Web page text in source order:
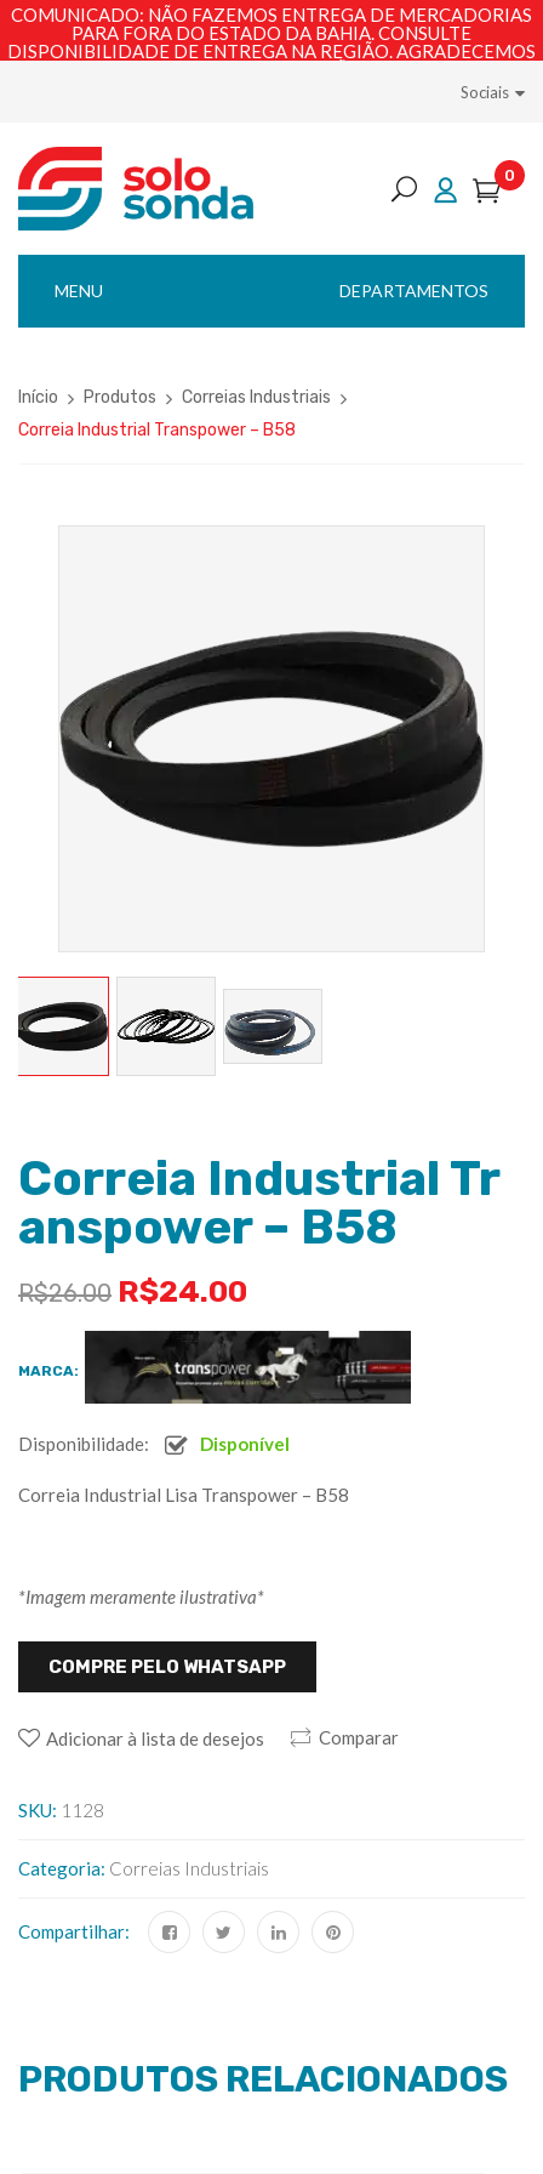
COMUNICADO: NÃO FAZEMOS ENTREGA DE MERCADORIAS
PARA FORA DO ESTADO DA BAHIA. CONSULTE
DISPONIBILIDADE DE ENTREGA NA REGIÃO. AGRADECEMOS
Sociais
0
DEPARTAMENTOS
MENU
Início Produtos
Correias Industriais
Correia Industrial Transpower – B58
Correia Industrial Tr
anspower – B58
R$26.00 R$24.00
MARCA:
Disponibilidade: Disponível
Correia Industrial Lisa Transpower – B58
*Imagem meramente ilustrativa*
COMPRE PELO WHATSAPP
Adicionar à lista de desejos Comparar
SKU: 1128
Categoria: Correias Industriais
Compartilhar:
PRODUTOS RELACIONADOS